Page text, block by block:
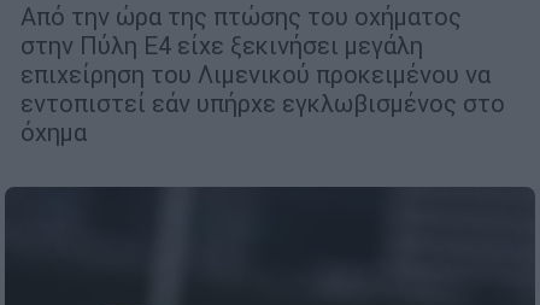
Από την ώρα της πτώσης του οχήματος
στην Πύλη Ε4 είχε ξεκινήσει μεγάλη
επιχείρηση του Λιμενικού προκειμένου να
εντοπιστεί εάν υπήρχε εγκλωβισμένος στο
όχημα